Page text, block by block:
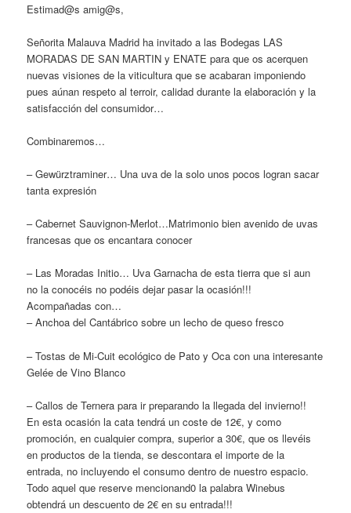
Estimad@s amig@s,
Señorita Malauva Madrid ha invitado a las Bodegas LAS
MORADAS DE SAN MARTIN y ENATE para que os acerquen
nuevas visiones de la viticultura que se acabaran imponiendo
pues aúnan respeto al terroir, calidad durante la elaboración y la
satisfacción del consumidor…
Combinaremos…
– Gewürztraminer… Una uva de la solo unos pocos logran sacar
tanta expresión
– Cabernet Sauvignon-Merlot…Matrimonio bien avenido de uvas
francesas que os encantara conocer
– Las Moradas Initio… Uva Garnacha de esta tierra que si aun
no la conocéis no podéis dejar pasar la ocasión!!!
Acompañadas con…
– Anchoa del Cantábrico sobre un lecho de queso fresco
– Tostas de Mi-Cuit ecológico de Pato y Oca con una interesante
Gelée de Vino Blanco
– Callos de Ternera para ir preparando la llegada del invierno!!
En esta ocasión la cata tendrá un coste de 12€, y como
promoción, en cualquier compra, superior a 30€, que os llevéis
en productos de la tienda, se descontara el importe de la
entrada, no incluyendo el consumo dentro de nuestro espacio.
Todo aquel que reserve mencionand0 la palabra Winebus
obtendrá un descuento de 2€ en su entrada!!!